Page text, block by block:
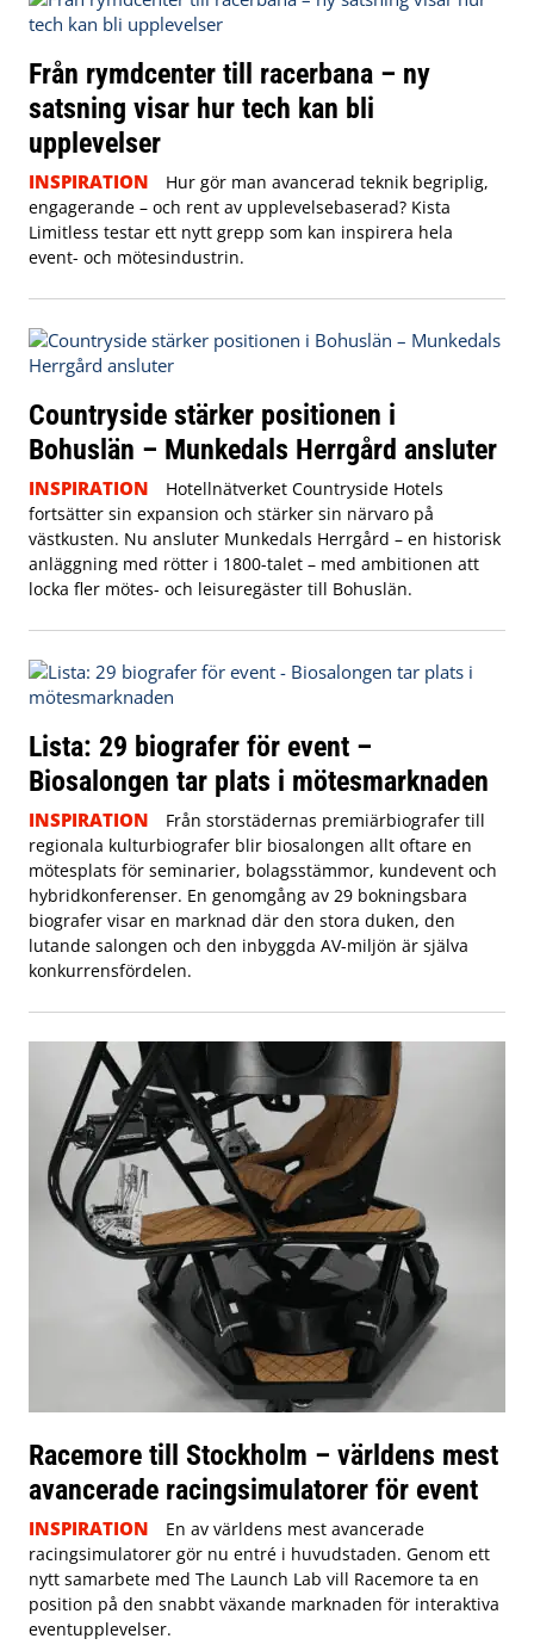
Från rymdcenter till racerbana – ny
satsning visar hur tech kan bli
upplevelser
INSPIRATION
Hur gör man avancerad teknik begriplig,
engagerande – och rent av upplevelsebaserad? Kista
Limitless testar ett nytt grepp som kan inspirera hela
event- och mötesindustrin.
Countryside stärker positionen i
Bohuslän – Munkedals Herrgård ansluter
INSPIRATION
Hotellnätverket Countryside Hotels
fortsätter sin expansion och stärker sin närvaro på
västkusten. Nu ansluter Munkedals Herrgård – en historisk
anläggning med rötter i 1800-talet – med ambitionen att
locka fler mötes- och leisuregäster till Bohuslän.
Lista: 29 biografer för event –
Biosalongen tar plats i mötesmarknaden
INSPIRATION
Från storstädernas premiärbiografer till
regionala kulturbiografer blir biosalongen allt oftare en
mötesplats för seminarier, bolagsstämmor, kundevent och
hybridkonferenser. En genomgång av 29 bokningsbara
biografer visar en marknad där den stora duken, den
lutande salongen och den inbyggda AV-miljön är själva
konkurrensfördelen.
Racemore till Stockholm – världens mest
avancerade racingsimulatorer för event
INSPIRATION
En av världens mest avancerade
racingsimulatorer gör nu entré i huvudstaden. Genom ett
nytt samarbete med The Launch Lab vill Racemore ta en
position på den snabbt växande marknaden för interaktiva
eventupplevelser.